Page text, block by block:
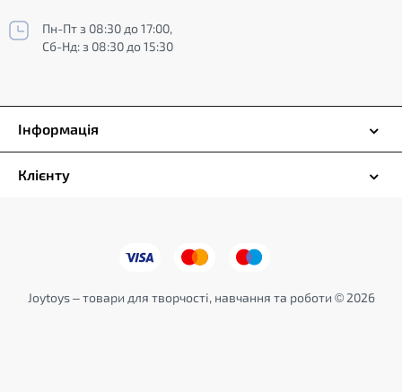
Пн-Пт з 08:30 до 17:00,
Сб-Нд: з 08:30 до 15:30
Інформація
Клієнту
Joytoys – товари для творчості, навчання та роботи © 2026